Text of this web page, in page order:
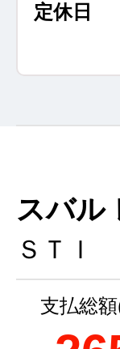
定休日
スバル
ＳＴＩ
支払総